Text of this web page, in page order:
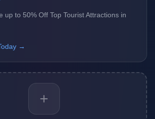
up to 50% Off Top Tourist Attractions in
→
+